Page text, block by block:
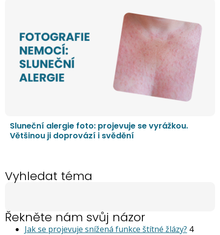
Sluneční alergie foto: projevuje se vyrážkou.
Většinou ji doprovází i svědění
Vyhledat téma
Řekněte nám svůj názor
Jak se projevuje snížená funkce štítné žlázy? 4